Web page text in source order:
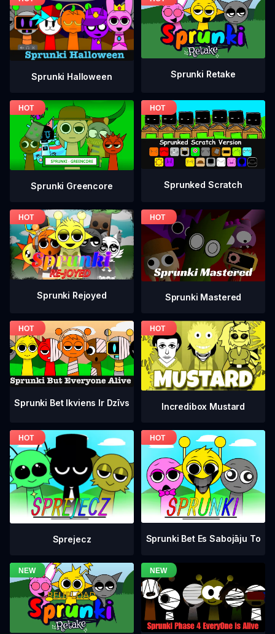
Sprunki Halloween Sprunki Retake
Sprunki Greencore Sprunked Scratch
Sprunki Rejoyed Sprunki Mastered
Sprunki Bet Ikviens Ir Dzīvs Incredibox Mustard
Sprejecz Sprunki Bet Es Sabojāju To